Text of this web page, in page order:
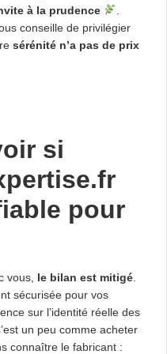
à la prudence
conseille de privilégier
sérénité n’a pas de prix
si
pour
vous, le bilan est mitigé
sécurisée pour vos
sur l’identité réelle des
un peu comme acheter
connaître le fabricant :